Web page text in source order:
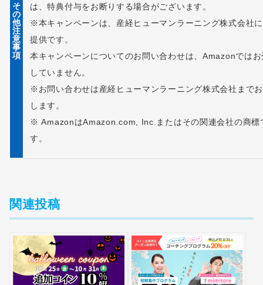
そ
の
他
注
意
事
項
は、特典付与をお断りする場合がございます。
※本キャンペーンは、産経ヒューマンラーニング株式会社
提供です。
本キャンペーンについてのお問い合わせは、Amazonでは
していません。
※お問い合わせは産経ヒューマンラーニング株式会社まで
します。
※ AmazonはAmazon.com, Inc.またはその関連会社の商標
す。
関連投稿